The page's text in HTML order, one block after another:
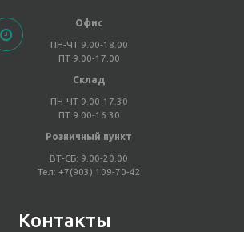
Офис
ПН-ЧТ 9.00-18.00
ПТ 9.00-17.00
Склад
ПН-ЧТ 9.00-17.30
ПТ 9.00-16.30
Розничный пункт
ВТ-СБ: 9.00-20.00
Тел: +7(903) 109-70-42
Контакты